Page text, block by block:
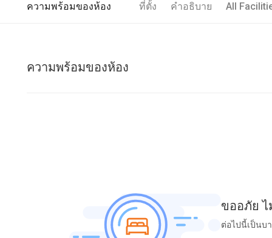
ความพร้อมของห้อง ที่ตั้ง คำอธิบาย All
ความพร้อมของห้อง
ขออภัย
ต่อไปนี้เป็นบ